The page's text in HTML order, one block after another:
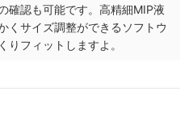
確認も可能です。高精細MIP液
くサイズ調整ができるソフトウ
りフィットしますよ。